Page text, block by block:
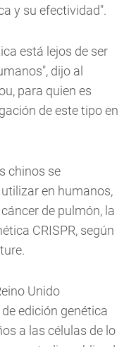
y su efectividad".
está lejos de ser
dijo al
para quien es
de este tipo en
chinos se
en humanos,
de pulmón, la
CRISPR, según
Unido
edición genética
a las células de lo